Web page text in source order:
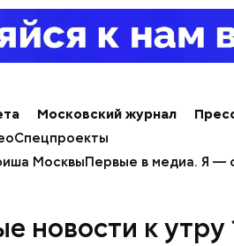
Московский журнал
Спецпроекты
МосквыПервые в медиа. Я —
новости к утру
Москва» узнала у